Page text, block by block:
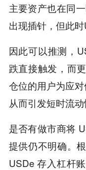
主要资产也在同
出现插针，但此时
因此可以推测，
跌直接触发，而
仓位的用户为应
从而引发短时流动
是否有做市商将
提供仍不明确。
USDe 存入杠杆